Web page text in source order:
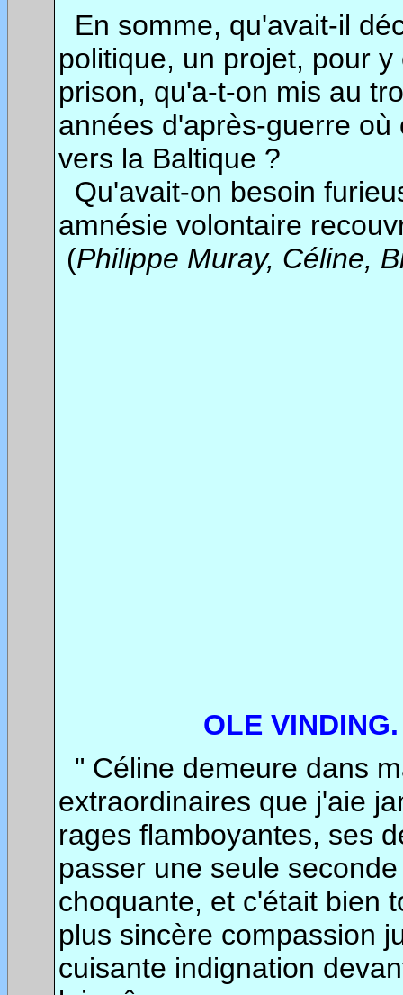
En somme, qu'avait-il
politique, un projet, pour
prison, qu'a-t-on mis au
années d'après-guerre
vers la Baltique ?
Qu'avait-on besoin
amnésie volontaire
(Philippe Muray, Céline,
OLE VINDING.
" Céline demeure dans
extraordinaires que j'aie
rages flamboyantes, ses
passer une seule
choquante, et c'était bien
plus sincère compassion
cuisante indignation